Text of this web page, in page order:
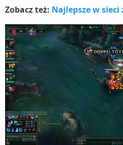
Zobacz też: Najlepsze w